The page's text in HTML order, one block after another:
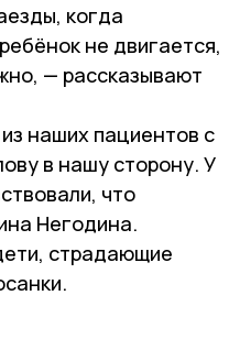
когда
не двигается,
— рассказывают
наших пациентов с
в нашу сторону. У
что
Негодина.
страдающие